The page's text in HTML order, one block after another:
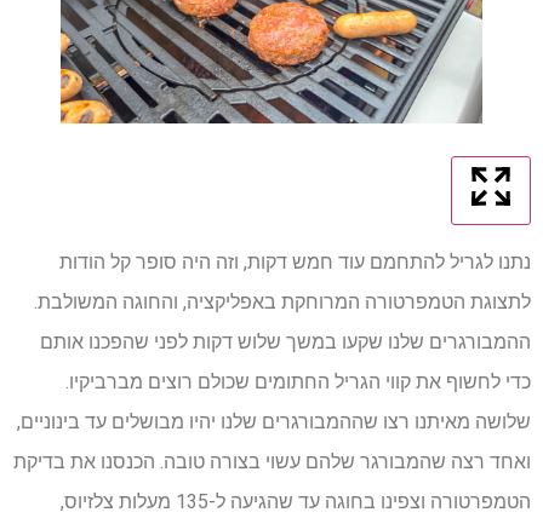
נתנו לגריל להתחמם עוד חמש דקות, וזה היה סופר קל הודות
לתצוגת הטמפרטורה המרוחקת באפליקציה, והחוגה המשולבת.
ההמבורגרים שלנו שקעו במשך שלוש דקות לפני שהפכנו אותם
כדי לחשוף את קווי הגריל החתומים שכולם רוצים מברביקיו.
שלושה מאיתנו רצו שההמבורגרים שלנו יהיו מבושלים עד בינוניים,
ואחד רצה שהמבורגר שלהם עשוי בצורה טובה. הכנסנו את בדיקת
הטמפרטורה וצפינו בחוגה עד שהגיעה ל-135 מעלות צלזיוס,